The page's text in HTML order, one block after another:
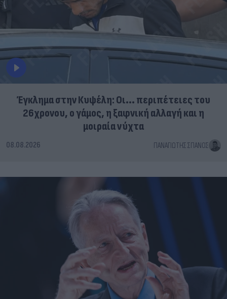
Έγκλημα στην Κυψέλη: Οι... περιπέτειες του
26χρονου, ο γάμος, η ξαφνική αλλαγή και η
μοιραία νύχτα
08.08.2026 ΠΑΝΑΓΙΏΤΗΣ ΣΠΑΝΌΣ